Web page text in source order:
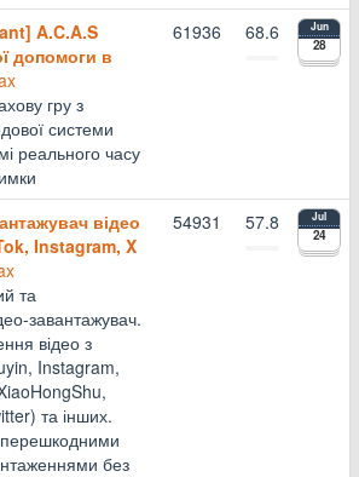
A.C.A.S
допомоги в
гру з
системи
реального часу
61936 68.6 Jun
28
відео
Instagram, X
та
завантажувач.
відео з
Instagram,
та інших.
без
54931 57.8 Jul
24